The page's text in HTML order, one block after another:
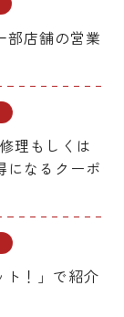
部店舗の営業
理もしくは
になるクーポ
ト！」で紹介